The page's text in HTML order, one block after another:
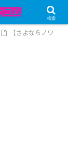
【さよならノワ
検索